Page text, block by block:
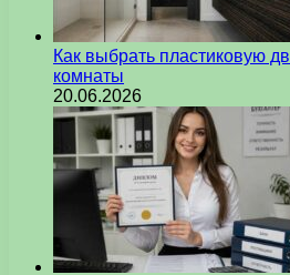
Как выбрать пластиковую
комнаты
20.06.2026